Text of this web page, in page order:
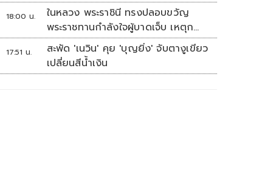
18:00 น.
ในหลวง พระราชินี ทรงปลอบขวัญ
พระราชทานกำลังใจผู้บาดเจ็บ เหตุก
ราดยิง รร.เทพศิรินทร์นนทบุรี
17:51 น.
สะพัด 'เนวิน' คุย 'บุญยิ่ง' จับตางูเขียว
เปลี่ยนสีน้ำเงิน